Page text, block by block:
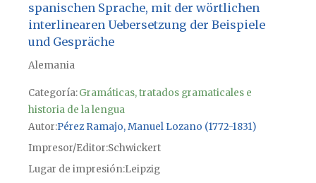
spanischen Sprache, mit der wörtlichen
interlinearen Uebersetzung der Beispiele
und Gespräche
Alemania
Categoría:Gramáticas, tratados gramaticales e
historia de la lengua
Autor Pérez Ramajo, Manuel Lozano (1772-1831)
Impresor/Editor Schwickert
Lugar de impresiónLeipzig